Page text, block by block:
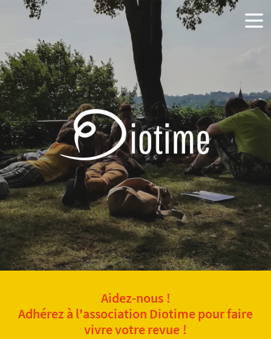
Aidez-nous !
Adhérez à l'association Diotime pour faire
vivre votre revue !